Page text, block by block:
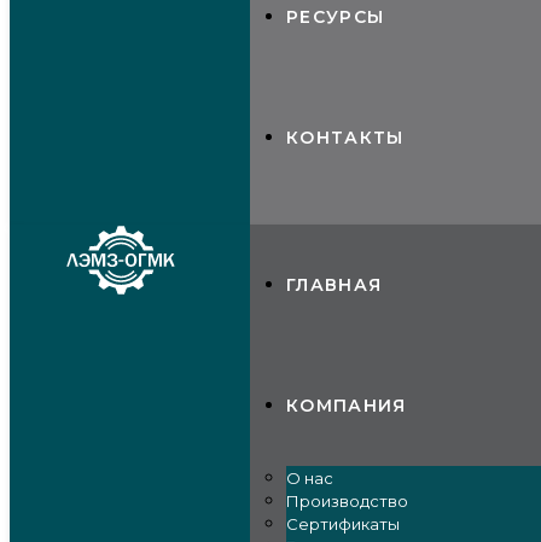
РЕСУРСЫ
КОНТАКТЫ
ГЛАВНАЯ
КОМПАНИЯ
О нас
Производство
Сертификаты